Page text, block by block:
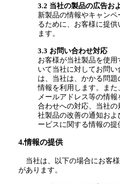
3.2 当社の製品の広告お
新製品の情報やキャン
るために、お客様に提
ます。
3.3 お問い合わせ対応
お客様が当社製品を使
いて当社に対してお問
は、当社は、かかる問
情報を利用します。ま
メールアドレス等の情
合わせへの対応、当社
社製品の改善の通知お
ービスに関する情報の提
4.情報の提供
当社は、以下の場合にお客
があります。